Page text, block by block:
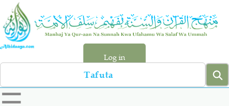
Skip
main
content
Log in
Search
left